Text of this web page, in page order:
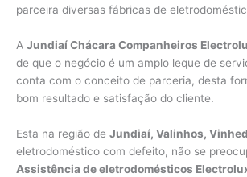
parceira diversas fábricas de
A Jundiaí Chácara Companheiros
de que o negócio é um amplo leque de
conta com o conceito de parceria, desta
bom resultado e satisfação do cliente.
Esta na região de Jundiaí, Valinhos,
eletrodoméstico com defeito, não se
Assistência de eletrodomésticos